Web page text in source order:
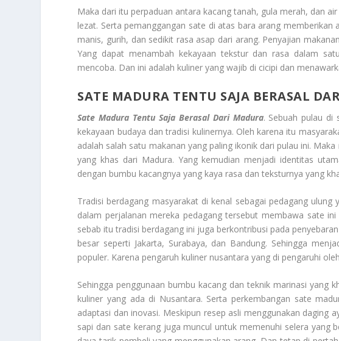
Maka dari itu perpaduan antara kacang tanah, gula merah, dan
lezat. Serta pemanggangan sate di atas bara arang
manis, gurih, dan sedikit rasa asap dari arang. Penyajian
Yang dapat menambah kekayaan tekstur dan rasa dalam
mencoba. Dan ini adalah kuliner yang wajib di cicipi dan
SATE MADURA TENTU SAJA BERASAL
Sate Madura Tentu Saja Berasal Dari Madura. Sebuah pulau di
kekayaan budaya dan tradisi kulinernya. Oleh karena itu
adalah salah satu makanan yang paling ikonik dari pulau ini.
yang khas dari Madura. Yang kemudian menjadi identitas
dengan bumbu kacangnya yang kaya rasa dan teksturnya yang
Tradisi berdagang masyarakat di kenal sebagai pedagang
dalam perjalanan mereka pedagang tersebut membawa sate
sebab itu tradisi berdagang ini juga berkontribusi pada
besar seperti Jakarta, Surabaya, dan Bandung. Sehingga
populer. Karena pengaruh kuliner nusantara yang di pengaruhi
Sehingga penggunaan bumbu kacang dan teknik marinasi yang
kuliner yang ada di Nusantara. Serta perkembangan sate
adaptasi dan inovasi. Meskipun resep asli menggunakan daging
sapi dan sate kerang juga muncul untuk memenuhi selera yang